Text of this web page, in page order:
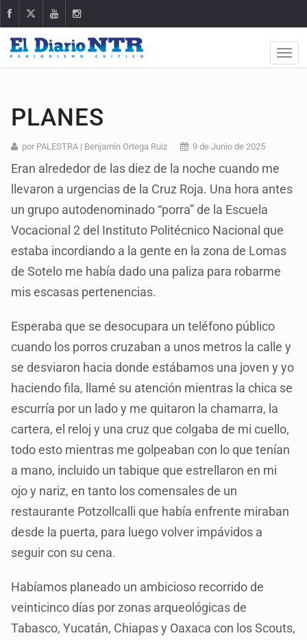
PLANES
por PALESTRA | Benjamín Ortega Ruiz 9 de Junio de 2025
Eran alrededor de las diez de la noche cuando me
llevaron a urgencias de la Cruz Roja. Una hora antes
un grupo autodenominado “porra” de la Escuela
Vocacional 2 del Instituto Politécnico Nacional que
estaba incordiando a la gente en la zona de Lomas
de Sotelo me había dado una paliza para robarme
mis escasas pertenencias.
Esperaba que se desocupara un teléfono público
cuando los porros cruzaban a unos metros la calle y
se desviaron hacia donde estábamos una joven y yo
haciendo fila, llamé su atención mientras la chica se
escurría por un lado y me quitaron la chamarra, la
cartera, el reloj y una cruz que colgaba de mi cuello,
todo esto mientras me golpeaban con lo que tenían
a mano, incluido un tabique que estrellaron en mi
ojo y nariz, en tanto los comensales de un
restaurante Potzollcalli que había enfrente miraban
desde la puerta, para luego volver impávidos a
seguir con su cena.
Habíamos planeado un ambicioso recorrido de
veinticinco días por zonas arqueológicas de
Tabasco, Yucatán, Chiapas y Oaxaca con los Scouts,